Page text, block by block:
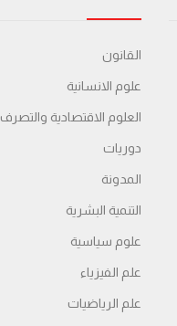
القانون
علوم الانسانية
العلوم الاقتصادية والتصرف
دوريات
المدونة
التنمية البشرية
علوم سياسية
علم الفيزياء
علم الرياضيات